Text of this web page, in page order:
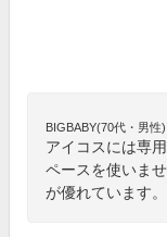
BIGBABY(70代・男性)
アイコスには専
ペースを使いま
が優れています